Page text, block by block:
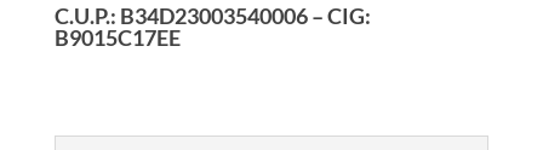
C.U.P.: B34D23003540006 – CIG:
B9015C17EE